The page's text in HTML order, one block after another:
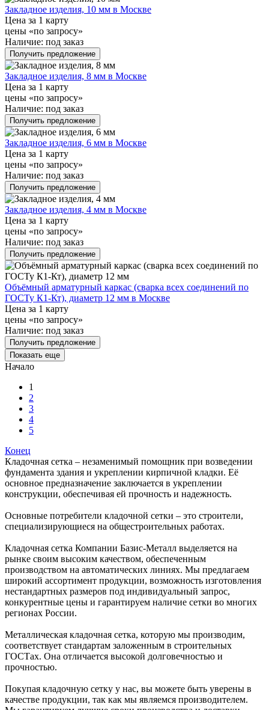
Закладное изделия, 10 мм в Москве
Цена за 1 карту
цены «по запросу»
Наличие: под заказ
Получить предложение
Закладное изделия, 8 мм в Москве
Цена за 1 карту
цены «по запросу»
Наличие: под заказ
Получить предложение
Закладное изделия, 6 мм в Москве
Цена за 1 карту
цены «по запросу»
Наличие: под заказ
Получить предложение
Закладное изделия, 4 мм в Москве
Цена за 1 карту
цены «по запросу»
Наличие: под заказ
Получить предложение
Объёмный арматурный каркас (сварка всех соединений по
ГОСТу К1-Кт), диаметр 12 мм в Москве
Цена за 1 карту
цены «по запросу»
Наличие: под заказ
Получить предложение
Показать еще
Начало
1
2
3
4
5
Конец
Кладочная сетка – незаменимый помощник при возведении
фундамента здания и укреплении кирпичной кладки. Её
основное предназначение заключается в укреплении
конструкции, обеспечивая ей прочность и надежность.
Основные потребители кладочной сетки – это строители,
специализирующиеся на общестроительных работах.
Кладочная сетка Компании Базис-Металл выделяется на
рынке своим высоким качеством, обеспеченным
производством на автоматических линиях. Мы предлагаем
широкий ассортимент продукции, возможность изготовления
нестандартных размеров под индивидуальный запрос,
конкурентные цены и гарантируем наличие сетки во многих
регионах России.
Металлическая кладочная сетка, которую мы производим,
соответствует стандартам заложенным в строительных
ГОСТах. Она отличается высокой долговечностью и
прочностью.
Покупая кладочную сетку у нас, вы можете быть уверены в
качестве продукции, так как мы являемся производителем.